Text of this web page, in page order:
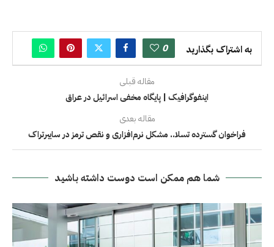
به اشتراک بگذارید 0
مقاله قبلی
اینفوگرافیک | پایگاه مخفی اسرائیل در عراق
مقاله بعدی
فراخوان گسترده تسلا.. مشکل نرم‌افزاری و نقص ترمز در سایبرتراک
شما هم ممکن است دوست داشته باشید